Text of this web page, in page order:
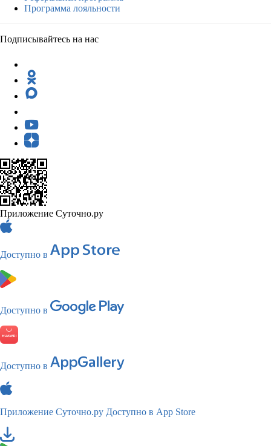
Программа лояльности
Подписывайтесь на нас
Приложение Суточно.ру
Доступно в
Доступно в
Доступно в
Приложение Суточно.ру Доступно в App Store